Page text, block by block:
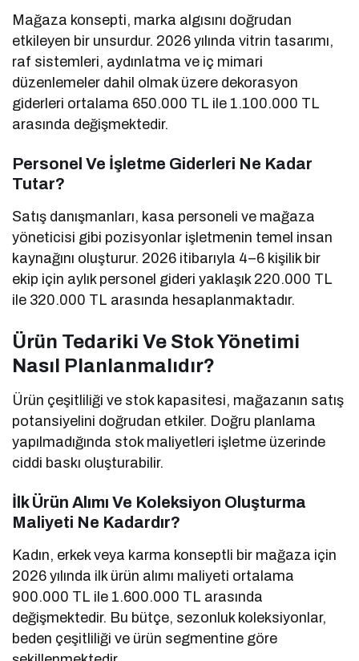
Mağaza konsepti, marka algısını doğrudan
etkileyen bir unsurdur. 2026 yılında vitrin tasarımı,
raf sistemleri, aydınlatma ve iç mimari
düzenlemeler dahil olmak üzere dekorasyon
giderleri ortalama 650.000 TL ile 1.100.000 TL
arasında değişmektedir.
Personel Ve İşletme Giderleri Ne Kadar
Tutar?
Satış danışmanları, kasa personeli ve mağaza
yöneticisi gibi pozisyonlar işletmenin temel insan
kaynağını oluşturur. 2026 itibarıyla 4–6 kişilik bir
ekip için aylık personel gideri yaklaşık 220.000 TL
ile 320.000 TL arasında hesaplanmaktadır.
Ürün Tedariki Ve Stok Yönetimi
Nasıl Planlanmalıdır?
Ürün çeşitliliği ve stok kapasitesi, mağazanın satış
potansiyelini doğrudan etkiler. Doğru planlama
yapılmadığında stok maliyetleri işletme üzerinde
ciddi baskı oluşturabilir.
İlk Ürün Alımı Ve Koleksiyon Oluşturma
Maliyeti Ne Kadardır?
Kadın, erkek veya karma konseptli bir mağaza için
2026 yılında ilk ürün alımı maliyeti ortalama
900.000 TL ile 1.600.000 TL arasında
değişmektedir. Bu bütçe, sezonluk koleksiyonlar,
beden çeşitliliği ve ürün segmentine göre